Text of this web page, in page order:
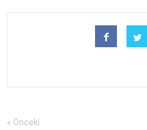
« Önceki